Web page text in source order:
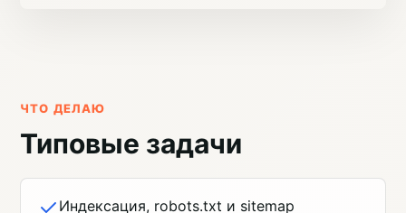
ЧТО ДЕЛАЮ
Типовые задачи
Индексация, robots.txt и sitemap